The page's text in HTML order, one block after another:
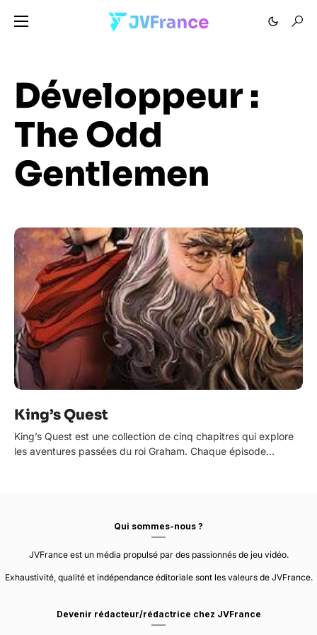
Développeur :
The Odd
Gentlemen
King’s Quest
King’s Quest est une collection de cinq chapitres qui explore
les aventures passées du roi Graham. Chaque épisode…
Qui sommes-nous ?
JVFrance est un média propulsé par des passionnés de jeu vidéo.
Exhaustivité, qualité et indépendance éditoriale sont les valeurs de JVFrance.
Devenir rédacteur/rédactrice chez JVFrance